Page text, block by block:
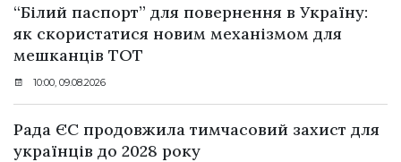
“Білий паспорт” для повернення в Україну:
як скористатися новим механізмом для
мешканців ТОТ
10:00, 09.08.2026
Рада ЄС продовжила тимчасовий захист для
українців до 2028 року